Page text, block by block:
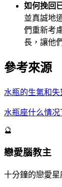
如何挽回
並真誠地
們重新考
長，讓他
參考來源
水瓶的生氣和
水瓶座什么情
🔮
戀愛腦教主
十分鐘的戀愛星